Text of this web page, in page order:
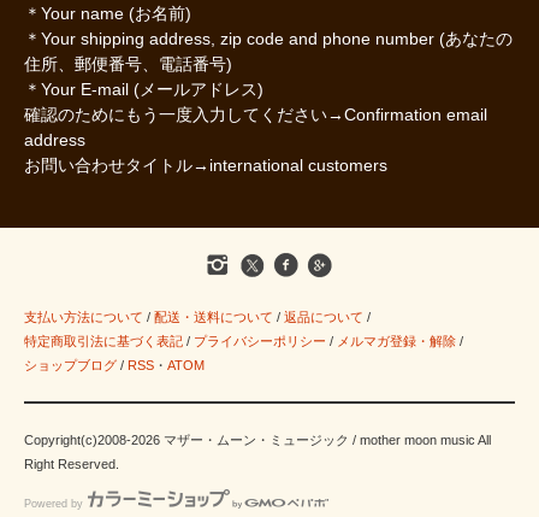
＊Your name (お名前)
＊Your shipping address, zip code and phone number (あなたの
住所、郵便番号、電話番号)
＊Your E-mail (メールアドレス)
確認のためにもう一度入力してください→Confirmation email
address
お問い合わせタイトル→international customers
支払い方法について / 配送・送料について / 返品について /
特定商取引法に基づく表記 / プライバシーポリシー / メルマガ登録・解除 /
ショップブログ / RSS ・ ATOM
Copyright(c)2008-2026 マザー・ムーン・ミュージック / mother moon music All
Right Reserved.
Powered by